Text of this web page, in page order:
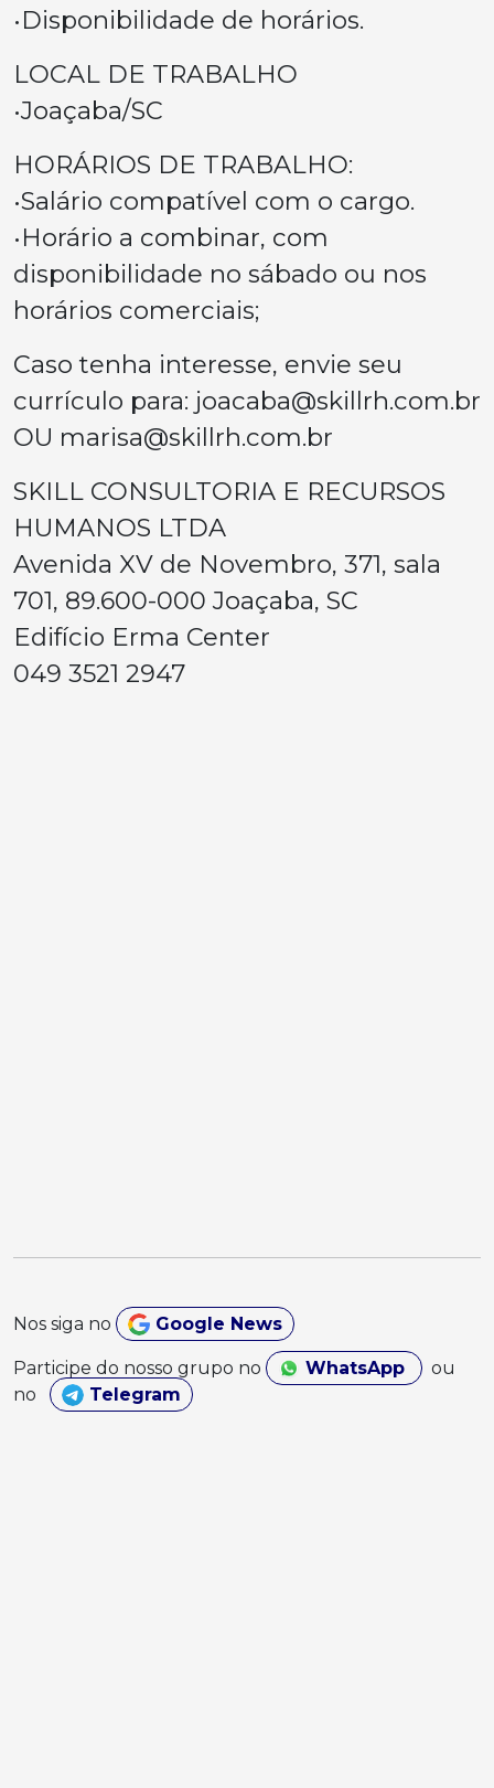
•Disponibilidade de horários.
LOCAL DE TRABALHO
•Joaçaba/SC
HORÁRIOS DE TRABALHO:
•Salário compatível com o cargo.
•Horário a combinar, com
disponibilidade no sábado ou nos
horários comerciais;
Caso tenha interesse, envie seu
currículo para: joacaba@skillrh.com.br
OU marisa@skillrh.com.br
SKILL CONSULTORIA E RECURSOS
HUMANOS LTDA
Avenida XV de Novembro, 371, sala
701, 89.600-000 Joaçaba, SC
Edifício Erma Center
049 3521 2947
Nos siga no Google News
Participe do nosso grupo no WhatsApp
ou
no
Telegram